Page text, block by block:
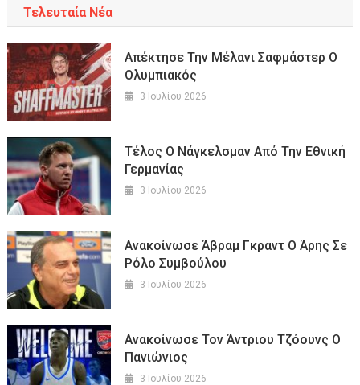
Τελευταία Νέα
Απέκτησε Την Μέλανι Σαφμάστερ Ο
Ολυμπιακός
3 Ιουλίου 2026
Τέλος Ο Νάγκελσμαν Από Την Εθνική
Γερμανίας
3 Ιουλίου 2026
Ανακοίνωσε Άβραμ Γκραντ Ο Άρης Σε
Ρόλο Συμβούλου
3 Ιουλίου 2026
Ανακοίνωσε Τον Άντριου Τζόουνς Ο
Πανιώνιος
3 Ιουλίου 2026